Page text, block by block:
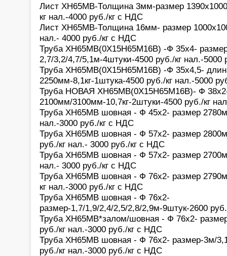
Лист ХН65МВ-Толщина 3мм-размер
кг нал.-4000 руб./кг с НДС
Лист ХН65МВ-Толщина 16мм- размер
нал.- 4000 руб./кг с НДС
Труба ХН65МВ(0Х15Н65М16В) -Ф 35х4-
2,7/3,2/4,7/5,1м-4штуки-4500 руб./кг нал.-5000
Труба ХН65МВ(0Х15Н65М16В) -Ф 35х4,5-
2250мм-8,1кг-1штука-4500 руб./кг нал.-5000
Труба НОВАЯ ХН65МВ(0Х15Н65М16В)- Ф
2100мм/3100мм-10,7кг-2штуки-4500 руб./кг
Труба ХН65МВ шовная - Ф 45х2- размер
нал.-3000 руб./кг с НДС
Труба ХН65МВ шовная - Ф 57х2- размер
руб./кг нал.- 3000 руб./кг с НДС
Труба ХН65МВ шовная - Ф 57х2- размер
нал.- 3000 руб./кг с НДС
Труба ХН65МВ шовная - Ф 76х2- размер
кг нал.-3000 руб./кг с НДС
Труба ХН65МВ шовная - Ф 76х2-
размер-1,7/1,9/2,4/2,5/2,8/2,9м-9штук-2600
Труба ХН65МВ*залом/шовная - Ф 76х2-
руб./кг нал.-3000 руб./кг с НДС
Труба ХН65МВ шовная - Ф 76х2- размер-3м/
руб./кг нал.-3000 руб./кг с НДС